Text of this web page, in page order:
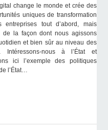
change le monde et crée des
uniques de transformation
entreprises tout d’abord, mais
de la façon dont nous agissons
et bien sûr au niveau des
Intéressons-nous à l’État et
ici l’exemple des politiques
l’État…